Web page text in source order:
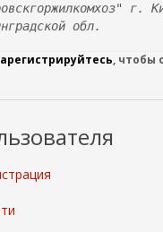
г.
обл.
, чтобы